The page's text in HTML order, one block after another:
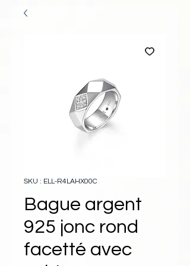
SKU : ELL-R4LAHX00C
Bague argent
925 jonc rond
facetté avec